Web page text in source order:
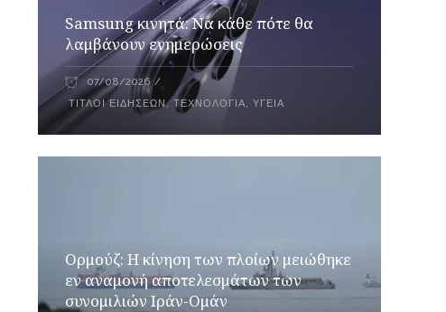
Samsung κινητά: Να κάθε πότε θα
λαμβάνουν ενημερώσεις
07/08/2026
ΤΊΤΛΟΙ ΕΙΔΉΣΕΩΝ,ΤΕΧΝΟΛΟΓΊΑ,ΥΓΕΊΑ
Ορμούζ: Η κίνηση των πλοίων μειώθηκε
εν αναμονή αποτελεσμάτων των
συνομιλιών Ιράν-Ομάν